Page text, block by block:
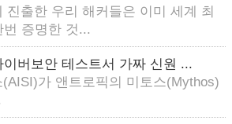
진출한 우리 해커들은 이미 세계 최
증명한 것...
이버보안 테스트서 가짜 신원 ...
가 앤트로픽의 미토스(Mythos)